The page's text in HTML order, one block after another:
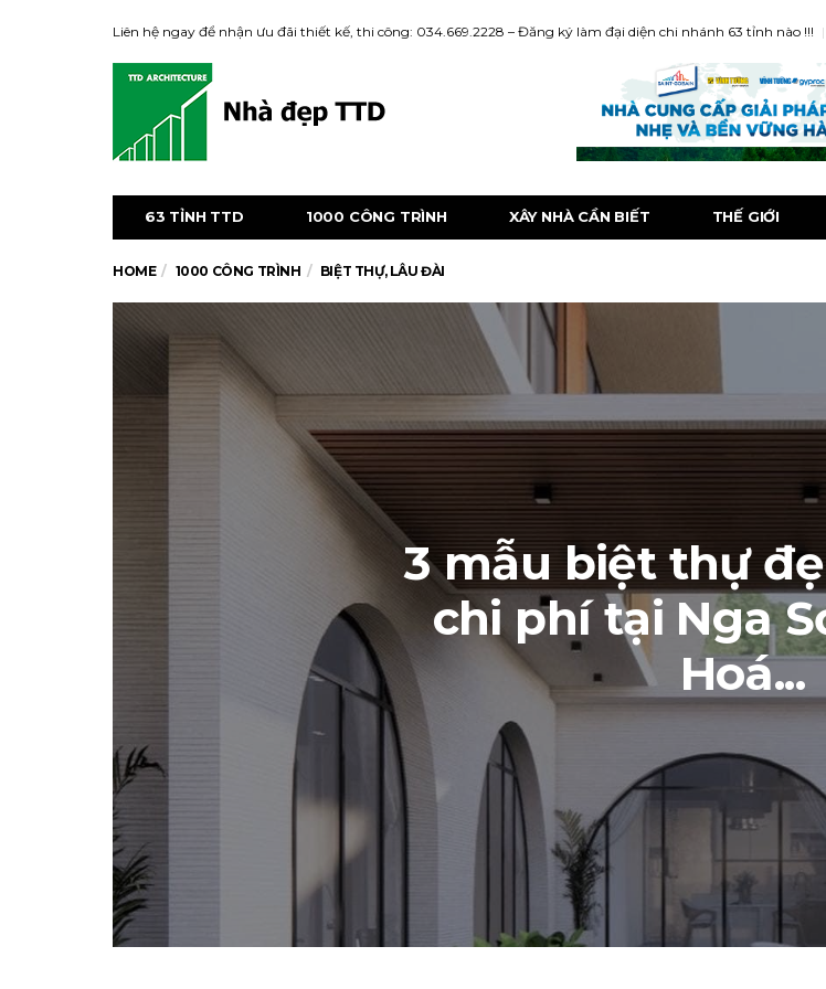
Liên hệ ngay để nhận ưu đãi thiết kế, thi công: 034.669.2228 – Đăng ký làm đại diện chi nhánh 63 tỉnh nào !!!
63 TỈNH TTD 1000 CÔNG TRÌNH XÂY NHÀ CẦN BIẾT THẾ GIỚI
HOME 1000 CÔNG TRÌNH BIỆT THỰ, LÂU ĐÀI
3 mẫu biệt thự
chi phí tại Nga
Hoá...